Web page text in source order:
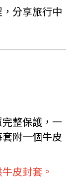
分享旅行中
整保護，一
附一個牛皮
皮封套。